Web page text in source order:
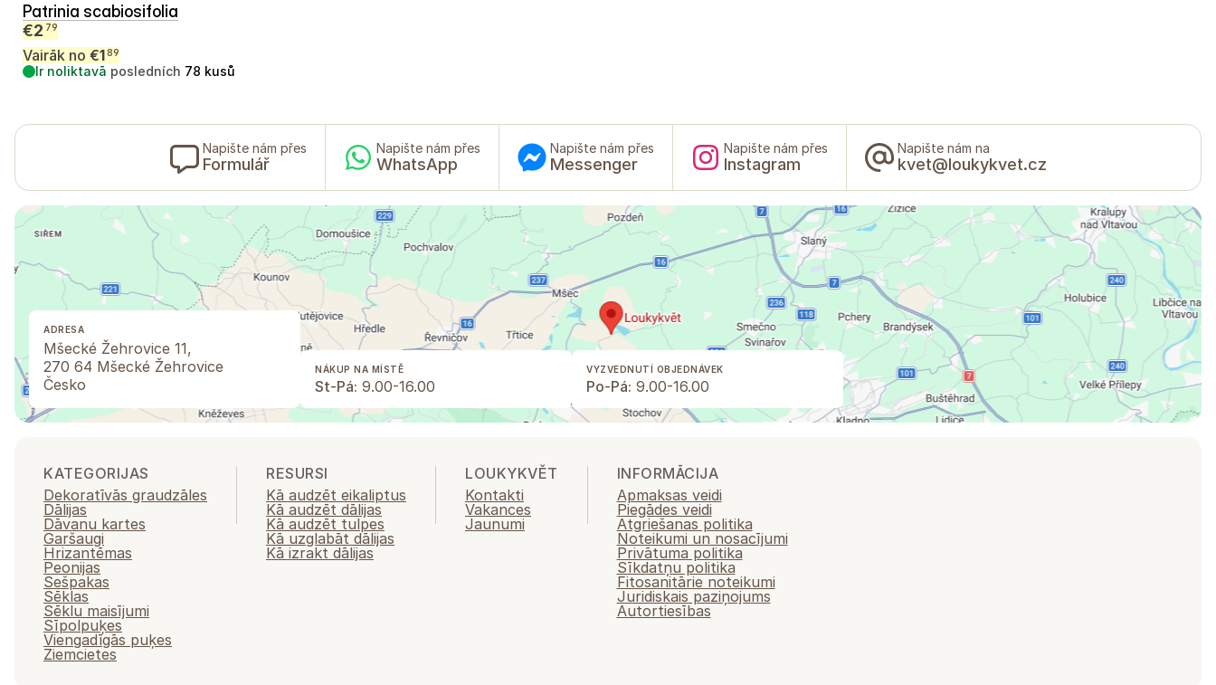
Patrinia scabiosifolia
€2 79
Vairāk no €189
Ir noliktavā posledních 78 kusů
Napište nám přes
Formulář
Napište nám přes
WhatsApp
Napište nám přes
Messenger
Napište nám přes
Instagram
Napište nám na
kvet@loukykvet.cz
ADRESA
Mšecké Žehrovice 11,
270 64 Mšecké Žehrovice
Česko
NÁKUP NA MÍSTĚ
St-Pá: 9.00-16.00
VYZVEDNUTÍ OBJEDNÁVEK
Po-Pá: 9.00-16.00
KATEGORIJAS
Dekoratīvās graudzāles
Dālijas
Dāvanu kartes
Garšaugi
Hrizantēmas
Peonijas
Sešpakas
Sēklas
Sēklu maisījumi
Sīpolpuķes
Viengadīgās puķes
Ziemcietes
RESURSI
Kā audzēt eikaliptus
Kā audzēt dālijas
Kā audzēt tulpes
Kā uzglabāt dālijas
Kā izrakt dālijas
LOUKYKVĚT
Kontakti
Vakances
Jaunumi
INFORMĀCIJA
Apmaksas veidi
Piegādes veidi
Atgriešanas politika
Noteikumi un nosacījumi
Privātuma politika
Sīkdatņu politika
Fitosanitārie noteikumi
Juridiskais paziņojums
Autortiesības